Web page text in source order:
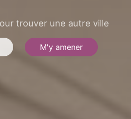
trouver une autre ville
M'y amener